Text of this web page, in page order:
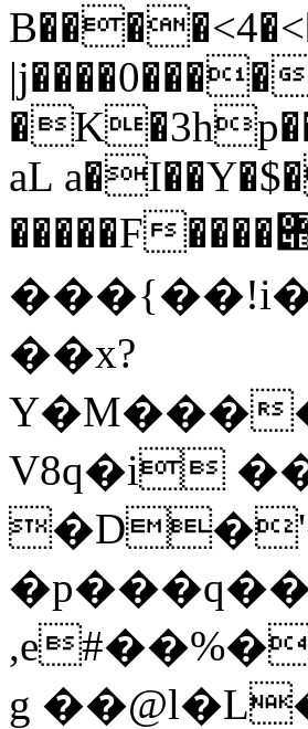
|j����0����
aL
�����F����݋gGu�0���}
��x?
Y�M���
V8q�i
g